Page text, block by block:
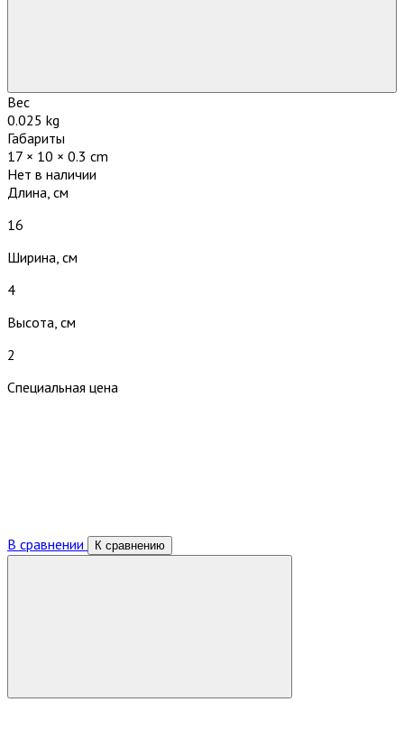
Вес
0.025 kg
Габариты
17 × 10 × 0.3 cm
Нет в наличии
Длина, см
16
Ширина, см
4
Высота, см
2
Специальная цена
В сравнении К сравнению